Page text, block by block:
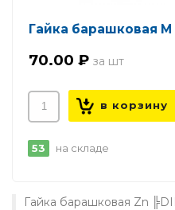
Гайка барашковая М
70.00 ₽
53 на складе
Гайка барашковая Zn